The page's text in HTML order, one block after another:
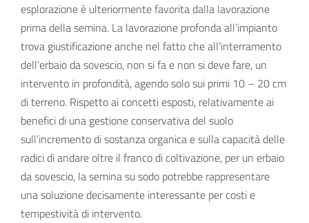
esplorazione è ulteriormente favorita dalla lavorazione
prima della semina. La lavorazione profonda all’impianto
trova giustificazione anche nel fatto che all’interramento
dell’erbaio da sovescio, non si fa e non si deve fare, un
intervento in profondità, agendo solo sui primi 10 – 20 cm
di terreno. Rispetto ai concetti esposti, relativamente ai
benefici di una gestione conservativa del suolo
sull’incremento di sostanza organica e sulla capacità delle
radici di andare oltre il franco di coltivazione, per un erbaio
da sovescio, la semina su sodo potrebbe rappresentare
una soluzione decisamente interessante per costi e
tempestività di intervento.